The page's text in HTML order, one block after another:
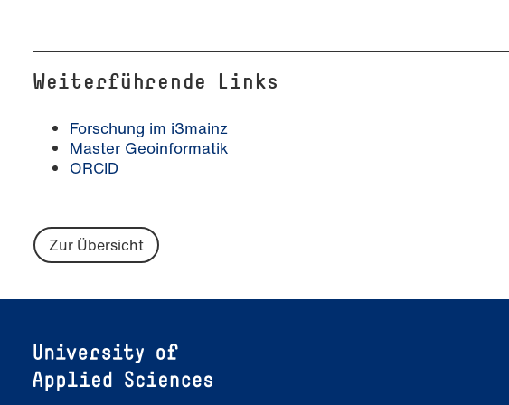
Weiterführende Links
Forschung im i3mainz
Master Geoinformatik
ORCID
Zur Übersicht